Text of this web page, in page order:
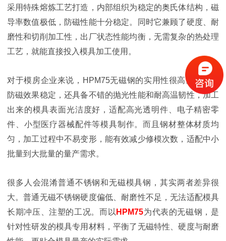
采用特殊熔炼工艺打造，内部组织为稳定的奥氏体结构，磁
导率数值极低，防磁性能十分稳定。同时它兼顾了硬度、耐
磨性和切削加工性，出厂状态性能均衡，无需复杂的热处理
工艺，就能直接投入模具加工使用。
对于模房企业来说，HPM75无磁钢的实用性很高。它不仅
防磁效果稳定，还具备不错的抛光性能和耐高温韧性，加工
出来的模具表面光洁度好，适配高光透明件、电子精密零
件、小型医疗器械配件等模具制作。而且钢材整体材质均
匀，加工过程中不易变形，能有效减少修模次数，适配中小
批量到大批量的量产需求。
很多人会混淆普通不锈钢和无磁模具钢，其实两者差异很
大。普通无磁不锈钢硬度偏低、耐磨性不足，无法适配模具
长期冲压、注塑的工况。而以 HPM75为代表的无磁钢，是
针对性研发的模具专用材料，平衡了无磁特性、硬度与耐磨